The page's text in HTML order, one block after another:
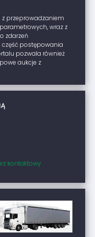
z przeprowadzaniem
wraz z
zdarzeń
postępowania
pozwala również
aukcje z
kontaktowy